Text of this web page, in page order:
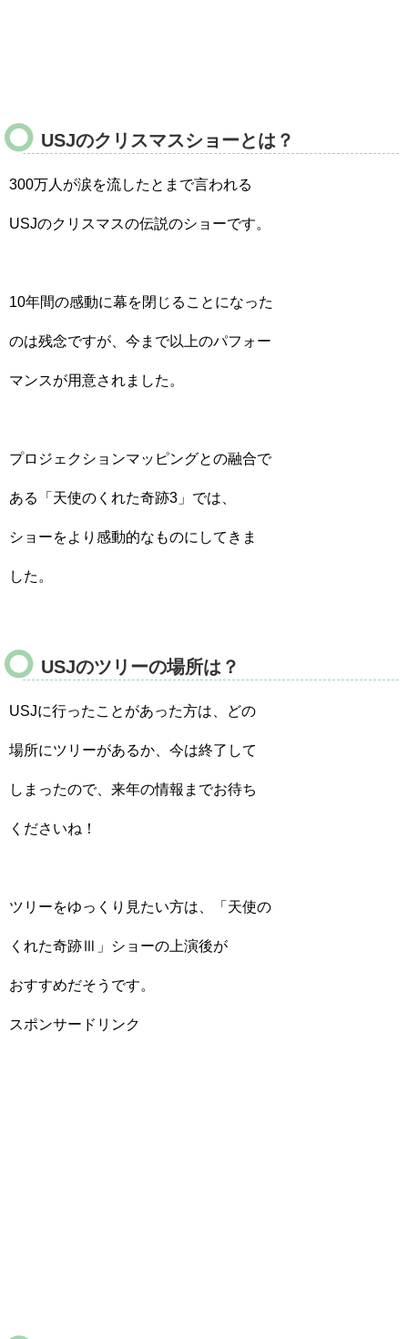
USJのクリスマスショーとは？
300万人が涙を流したとまで言われる
USJのクリスマスの伝説のショーです。
10年間の感動に幕を閉じることになった
のは残念ですが、今まで以上のパフォー
マンスが用意されました。
プロジェクションマッピングとの融合で
ある「天使のくれた奇跡3 」では、
ショーをより感動的なものにしてきま
した。
USJのツリーの場所は？
USJに行ったことがあった方は、どの
場所にツリーがあるか、今は終了して
しまったので、来年の情報までお待ち
くださいね！
ツリーをゆっくり見たい方は、「天使の
くれた奇跡Ⅲ」ショーの上演後が
おすすめだそうです。
スポンサードリンク